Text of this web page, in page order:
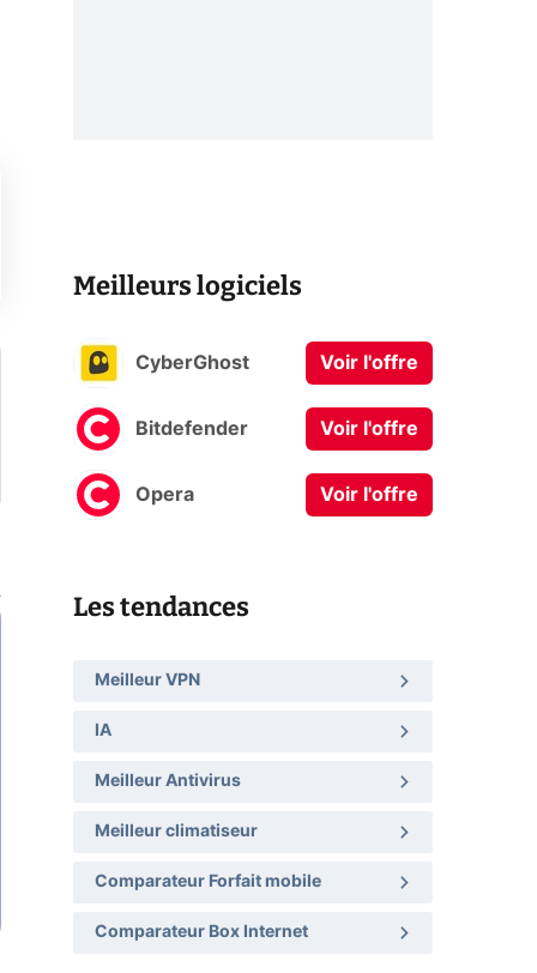
Meilleurs logiciels
CyberGhost Voir l'offre
Bitdefender Voir l'offre
Opera Voir l'offre
Les tendances
Meilleur VPN
IA
Meilleur Antivirus
Meilleur climatiseur
Comparateur Forfait mobile
Comparateur Box Internet